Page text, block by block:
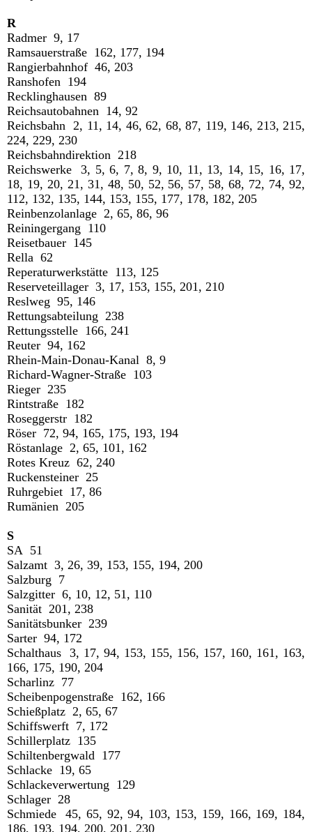
R
Radmer 9, 17
Ramsauerstraße 162, 177, 194
Rangierbahnhof 46, 203
Ranshofen 194
Recklinghausen 89
Reichsautobahnen 14, 92
Reichsbahn 2, 11, 14, 46, 62, 68, 87, 119, 146, 213, 215,
224, 229, 230
Reichsbahndirektion 218
Reichswerke 3, 5, 6, 7, 8, 9, 10, 11, 13, 14, 15, 16, 17,
18, 19, 20, 21, 31, 48, 50, 52, 56, 57, 58, 68, 72, 74, 92,
112, 132, 135, 144, 153, 155, 177, 178, 182, 205
Reinbenzolanlage 2, 65, 86, 96
Reiningergang 110
Reisetbauer 145
Rella 62
Reperaturwerkstätte 113, 125
Reserveteillager 3, 17, 153, 155, 201, 210
Reslweg 95, 146
Rettungsabteilung 238
Rettungsstelle 166, 241
Reuter 94, 162
Rhein-Main-Donau-Kanal 8, 9
Richard-Wagner-Straße 103
Rieger 235
Rintstraße 182
Roseggerstr 182
Röser 72, 94, 165, 175, 193, 194
Röstanlage 2, 65, 101, 162
Rotes Kreuz 62, 240
Ruckensteiner 25
Ruhrgebiet 17, 86
Rumänien 205
S
SA 51
Salzamt 3, 26, 39, 153, 155, 194, 200
Salzburg 7
Salzgitter 6, 10, 12, 51, 110
Sanität 201, 238
Sanitätsbunker 239
Sarter 94, 172
Schalthaus 3, 17, 94, 153, 155, 156, 157, 160, 161, 163,
166, 175, 190, 204
Scharlinz 77
Scheibenpogenstraße 162, 166
Schießplatz 2, 65, 67
Schiffswerft 7, 172
Schillerplatz 135
Schiltenbergwald 177
Schlacke 19, 65
Schlackeverwertung 129
Schlager 28
Schmiede 45, 65, 92, 94, 103, 153, 159, 166, 169, 184,
186, 193, 194, 200, 201, 230